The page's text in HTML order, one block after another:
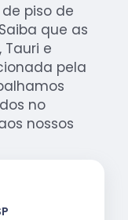
piso de
que as
e
pela
no
nossos